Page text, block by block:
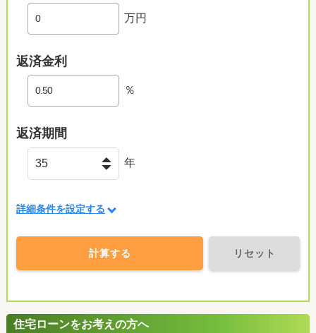
万円
返済金利
％
返済期間
年
詳細条件を設定する
計算する リセット
住宅ローンをお考えの方へ